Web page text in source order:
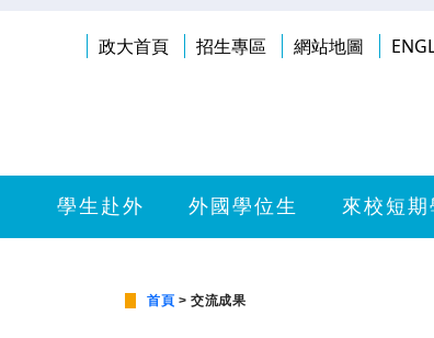
政大首頁 招生專區 網站地圖
學生赴外 外國學位生 來校短期
首頁 > 交流成果